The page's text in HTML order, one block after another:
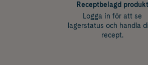
Receptbelagd produkt
Logga in för att se
lagerstatus och handla
recept.